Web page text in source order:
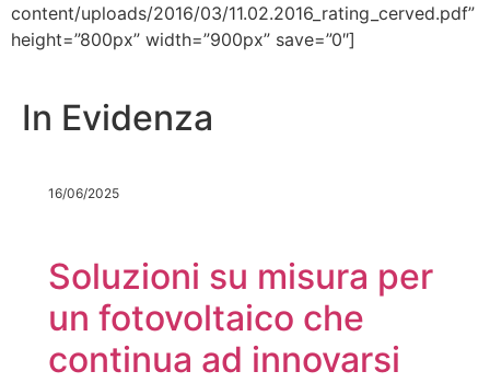
content/uploads/2016/03/11.02.2016_rating_cerved.pdf”
height=”800px” width=”900px” save=”0″]
In Evidenza
16/06/2025
Soluzioni su misura per
un fotovoltaico che
continua ad innovarsi